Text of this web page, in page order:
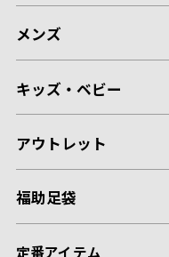
メンズ
キッズ・ベビー
アウトレット
福助足袋
定番アイテム